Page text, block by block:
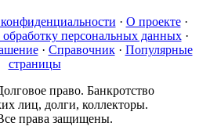
· О проекте·
обработку персональных данных·
· Справочник· Популярные
страницы
право. Банкротство
лиц, долги, коллекторы.
права защищены.